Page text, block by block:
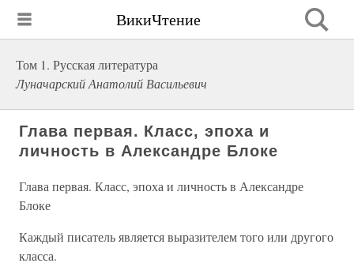
ВикиЧтение
Том 1. Русская литература
Луначарский Анатолий Васильевич
Глава первая. Класс, эпоха и
личность в Александре Блоке
Глава первая. Класс, эпоха и личность в Александре
Блоке
Каждый писатель является выразителем того или другого
класса.